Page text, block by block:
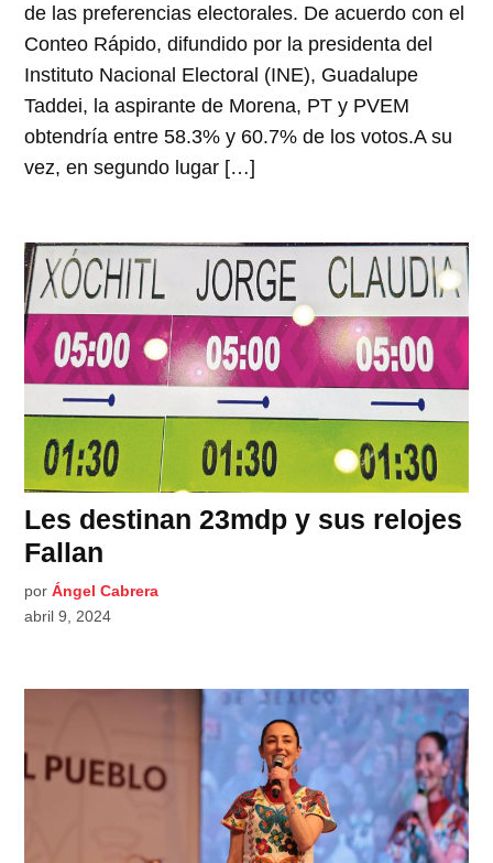
de las preferencias electorales. De acuerdo con el
Conteo Rápido, difundido por la presidenta del
Instituto Nacional Electoral (INE), Guadalupe
Taddei, la aspirante de Morena, PT y PVEM
obtendría entre 58.3% y 60.7% de los votos.A su
vez, en segundo lugar […]
Les destinan 23mdp y sus relojes
Fallan
por Ángel Cabrera
abril 9, 2024